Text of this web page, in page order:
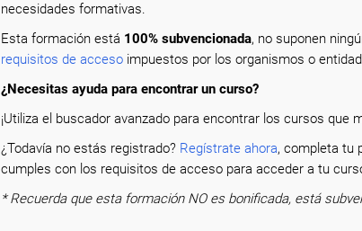
necesidades formativas.
Esta formación está 100% subvencionada, no suponen
requisitos de acceso impuestos por los organismos o
¿Necesitas ayuda para encontrar un curso?
¡Utiliza el buscador avanzado para encontrar los cursos que
¿Todavía no estás registrado? Regístrate ahora, completa tu
cumples con los requisitos de acceso para acceder a tu
* Recuerda que esta formación NO es bonificada, está